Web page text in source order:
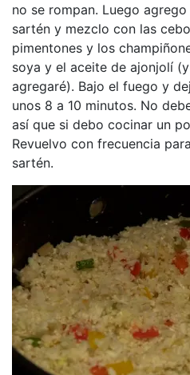
no se rompan. Luego
sartén y mezclo con las
pimentones y los
soya y el aceite de ajonjolí
agregaré). Bajo el fuego y
unos 8 a 10 minutos. No
así que si debo cocinar un
Revuelvo con frecuencia
sartén.